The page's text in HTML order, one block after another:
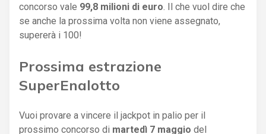
concorso vale 99,8 milioni di euro . Il che vuol dire che
se anche la prossima volta non viene assegnato,
supererà i 100!
Prossima estrazione
SuperEnalotto
Vuoi provare a vincere il jackpot in palio per il
prossimo concorso di martedì 7 maggio del